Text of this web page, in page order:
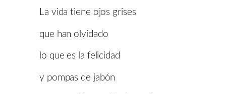
La vida tiene ojos grises
que han olvidado
lo que es la felicidad
y pompas de jabón